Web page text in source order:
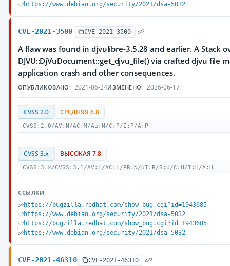
https://www.debian.org/security/2021/dsa-5032
CVE-2021-3500 CVE-2021-3500
A flaw was found in djvulibre-3.5.28 and earlier. A Stack
DJVU::DjVuDocument::get_djvu_file() via crafted djvu file
application crash and other consequences.
ОПУБЛИКОВАНО: 2021-06-24ИЗМЕНЕНО: 2026-06-17
CVSS 2.0 СРЕДНЯЯ 6.8
CVSS:2.0/AV:N/AC:M/Au:N/C:P/I:P/A:P
CVSS 3.x ВЫСОКАЯ 7.8
CVSS:3.x/CVSS:3.1/AV:L/AC:L/PR:N/UI:R/S:U/C:H/I:H/A:H
ССЫЛКИ
https://bugzilla.redhat.com/show_bug.cgi?id=1943685
https://www.debian.org/security/2021/dsa-5032
https://bugzilla.redhat.com/show_bug.cgi?id=1943685
https://www.debian.org/security/2021/dsa-5032
CVE-2021-46310 CVE-2021-46310